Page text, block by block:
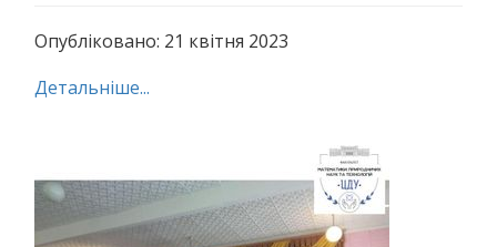
Опубліковано: 21 квітня 2023
Детальніше...